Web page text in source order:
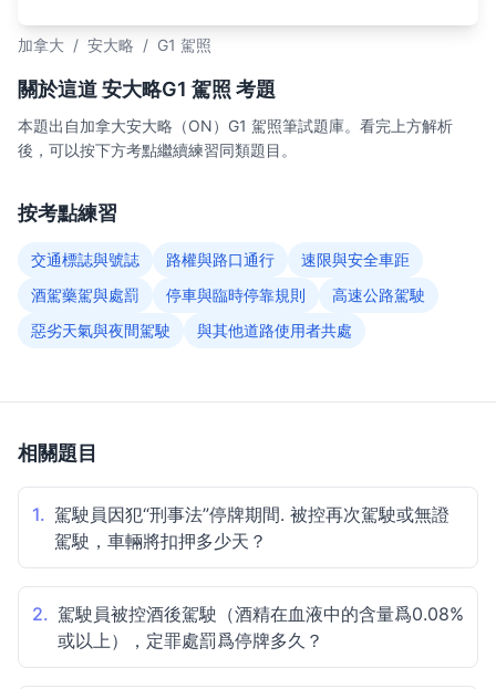
加拿大 / 安大略 / G1 駕照
關於這道 安大略G1 駕照 考題
本題出自加拿大安大略（ON）G1 駕照筆試題庫。看完上方解析
後，可以按下方考點繼續練習同類題目。
按考點練習
交通標誌與號誌 路權與路口通行
速限與安全車距
酒駕藥駕與處罰
停車與臨時停靠規則
高速公路駕駛
惡劣天氣與夜間駕駛
與其他道路使用者共處
相關題目
1. 駕駛員因犯“刑事法”停牌期間. 被控再次駕駛或無證
駕駛，車輛將扣押多少天？
2. 駕駛員被控酒後駕駛（酒精在血液中的含量爲0.08%
或以上），定罪處罰爲停牌多久？